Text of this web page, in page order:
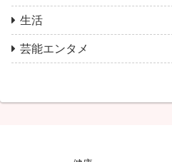
生活
芸能エンタメ